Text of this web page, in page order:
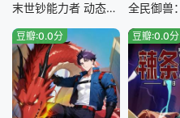
末世钞能力者 动态漫画
豆瓣:0.0分 豆瓣:0.0分